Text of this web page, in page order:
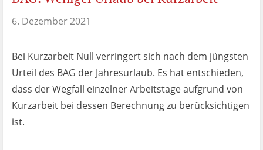
Was ist wichtig?
Wie reagiere ich?
Kündigung
Was jetzt?
6. Dezember 2021
Bei Kurzarbeit Null verringert sich nach dem jüngsten
Urteil des BAG der Jahresurlaub. Es hat entschieden,
dass der Wegfall einzelner Arbeitstage aufgrund von
Kurzarbeit bei dessen Berechnung zu berücksichtigen
ist.